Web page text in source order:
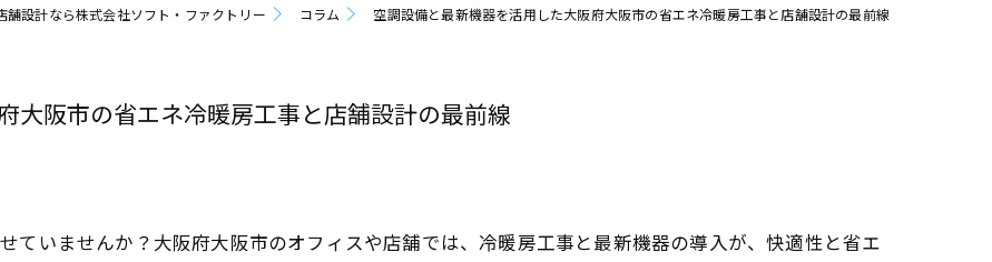
舗設計なら株式会社ソフト・ファクトリー コラム 空調設備と最新機器を活用した大阪府大阪市の省エネ冷暖房工事と店舗設計の最前線
大阪市の省エネ冷暖房工事と店舗設計の最前線
ていませんか？大阪府大阪市のオフィスや店舗では、冷暖房工事と最新機器の導入が、快適性と省エ